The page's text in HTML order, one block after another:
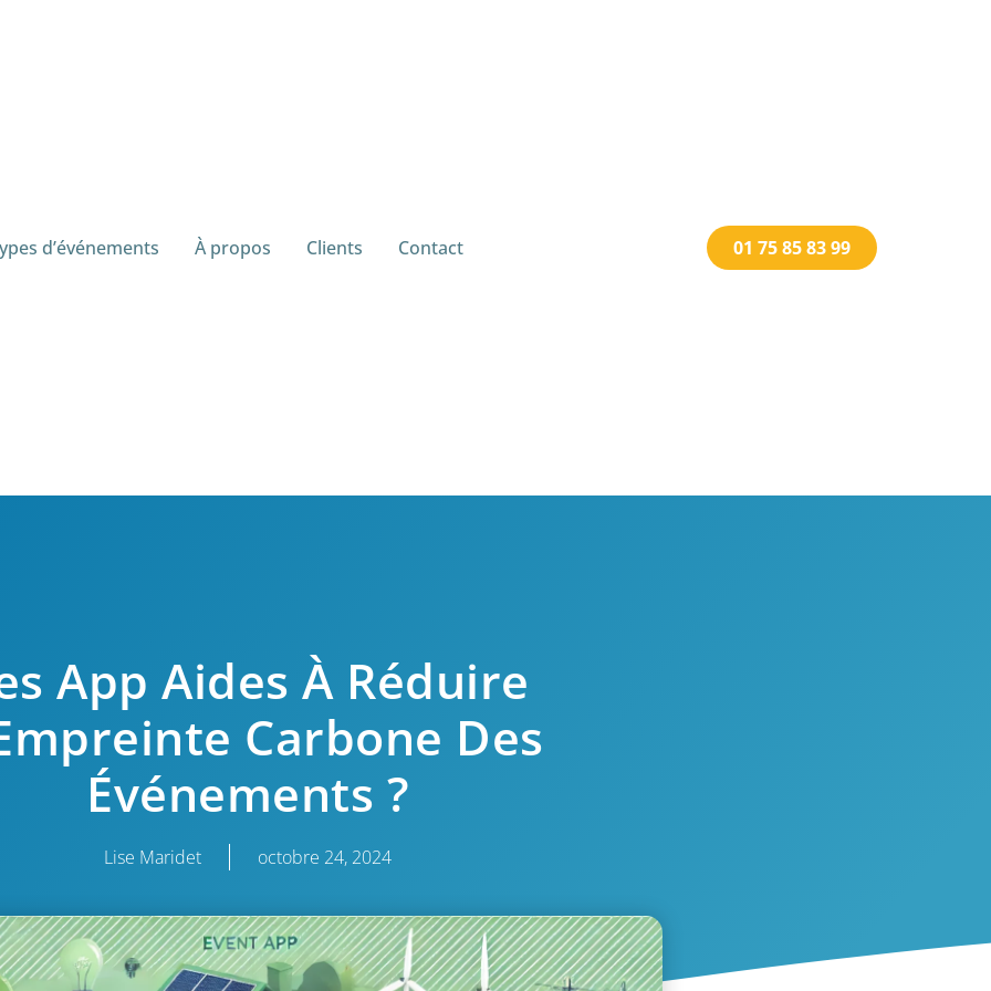
d’événements À propos Clients Contact 01 75 85 83 99
App Aides À Réduire
Carbone Des
Événements ?
Lise Maridet octobre 24, 2024